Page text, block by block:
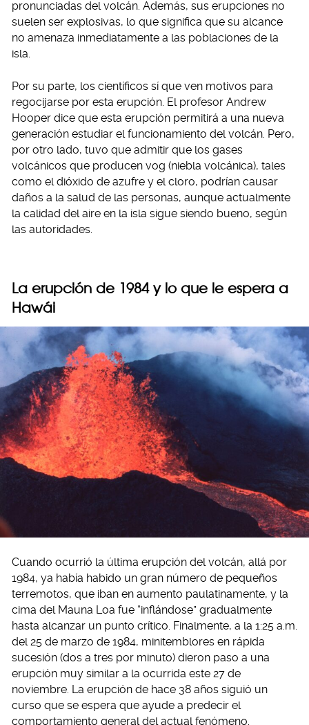
pronunciadas del volcán. Además, sus erupciones no
suelen ser explosivas, lo que significa que su alcance
no amenaza inmediatamente a las poblaciones de la
isla.
Por su parte, los científicos sí que ven motivos para
regocijarse por esta erupción. El profesor Andrew
Hooper dice que esta erupción permitirá a una nueva
generación estudiar el funcionamiento del volcán. Pero,
por otro lado, tuvo que admitir que los gases
volcánicos que producen vog (niebla volcánica), tales
como el dióxido de azufre y el cloro, podrían causar
daños a la salud de las personas, aunque actualmente
la calidad del aire en la isla sigue siendo bueno, según
las autoridades.
La erupción de 1984 y lo que le espera a
Hawái
Cuando ocurrió la última erupción del volcán, allá por
1984, ya había habido un gran número de pequeños
terremotos, que iban en aumento paulatinamente, y la
cima del Mauna Loa fue “inflándose” gradualmente
hasta alcanzar un punto crítico. Finalmente, a la 1:25 a.m.
del 25 de marzo de 1984, minitemblores en rápida
sucesión (dos a tres por minuto) dieron paso a una
erupción muy similar a la ocurrida este 27 de
noviembre. La erupción de hace 38 años siguió un
curso que se espera que ayude a predecir el
comportamiento general del actual fenómeno.